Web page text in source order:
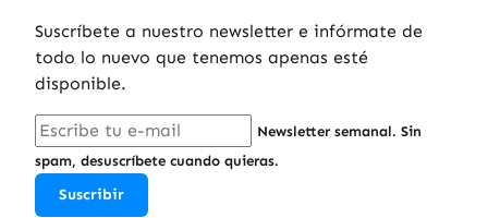
Suscríbete a nuestro newsletter e infórmate de
todo lo nuevo que tenemos apenas esté
disponible.
Newsletter semanal. Sin
spam, desuscríbete cuando quieras.
Suscribir